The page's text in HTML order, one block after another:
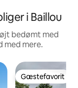
i Baillou
bedømt med
med mere.
Gæstefavorit
Gæstefavorit